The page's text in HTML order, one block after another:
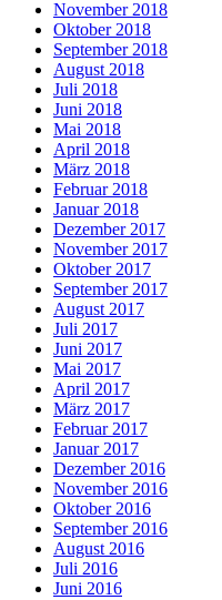
November 2018
Oktober 2018
September 2018
August 2018
Juli 2018
Juni 2018
Mai 2018
April 2018
März 2018
Februar 2018
Januar 2018
Dezember 2017
November 2017
Oktober 2017
September 2017
August 2017
Juli 2017
Juni 2017
Mai 2017
April 2017
März 2017
Februar 2017
Januar 2017
Dezember 2016
November 2016
Oktober 2016
September 2016
August 2016
Juli 2016
Juni 2016